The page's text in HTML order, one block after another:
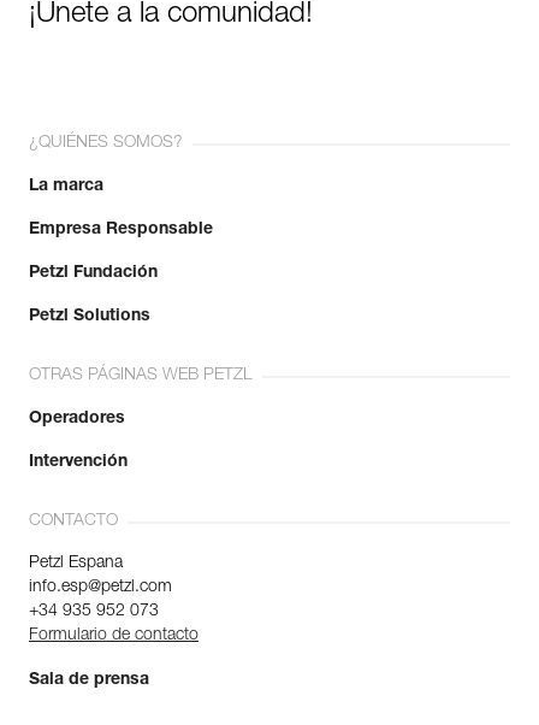
¡Únete a la comunidad!
¿QUIÉNES SOMOS?
La marca
Empresa Responsable
Petzl Fundación
Petzl Solutions
OTRAS PÁGINAS WEB PETZL
Operadores
Intervención
CONTACTO
Petzl Espana
info.esp@petzl.com
+34 935 952 073
Formulario de contacto
Sala de prensa